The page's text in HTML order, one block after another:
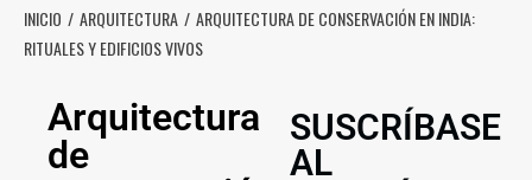
INICIO ARQUITECTURA
ARQUITECTURA DE CONSERVACIÓN EN INDIA:
RITUALES Y EDIFICIOS VIVOS
Arquitectura
de
SUSCRÍBASE
AL